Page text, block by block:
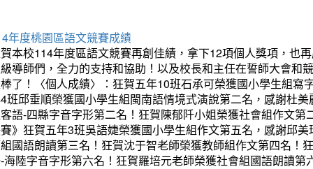
年度桃園區語文競賽成績
本校114年度區語文競賽再創佳績，拿下12項個人獎項，也
導師們，全力的支持和協助！以及校長和主任在誓師大會和
了！〈個人成績〉：狂賀五年10班石承可榮獲國小學生組
班邱垂順榮獲國小學生組閩南語情境式演說第二名，感謝杜
語-四縣字音字形第二名！狂賀陳郁阡小姐榮獲社會組作文
》狂賀五年3班吳語婕榮獲國小學生組作文第五名，感謝邱
國語朗讀第三名！狂賀沈于智老師榮獲教師組作文第四名！
海陸字音字形第六名！狂賀羅培元老師榮獲社會組國語朗讀